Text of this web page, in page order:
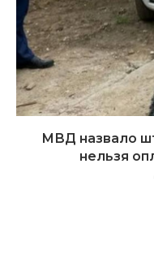
МВД назвало
нельзя